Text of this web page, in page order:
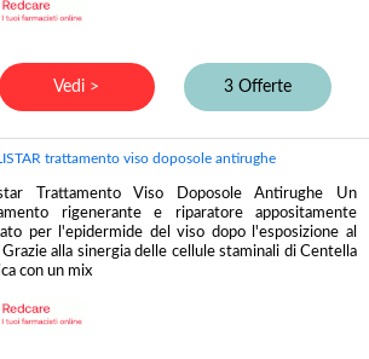
Vedi > 3 Offerte
trattamento viso doposole antirughe
Trattamento Viso Doposole Antirughe Un
rigenerante e riparatore appositamente
per l'epidermide del viso dopo l'esposizione al
alla sinergia delle cellule staminali di Centella
con un mix